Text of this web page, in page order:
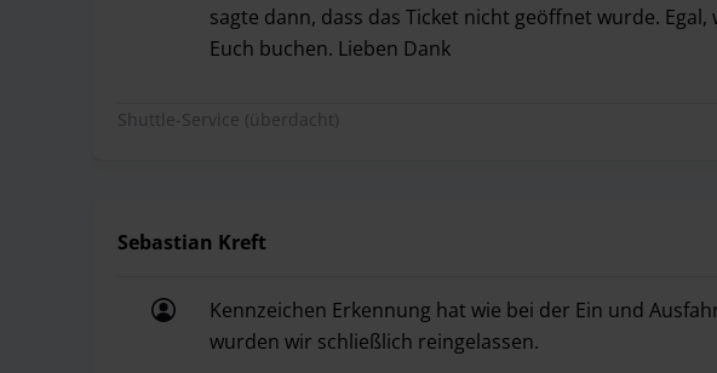
sagte dann, dass das Ticket nicht geöffnet wurde.
Euch buchen. Lieben Dank
Shuttle-Service (überdacht)
Sebastian Kreft
Kennzeichen Erkennung hat wie bei der Ein und
wurden wir schließlich reingelassen.